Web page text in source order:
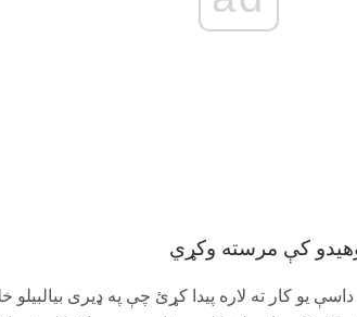
کې مرسته وکړي
یو کار ته لاره پیدا کړئ چې په ډیری